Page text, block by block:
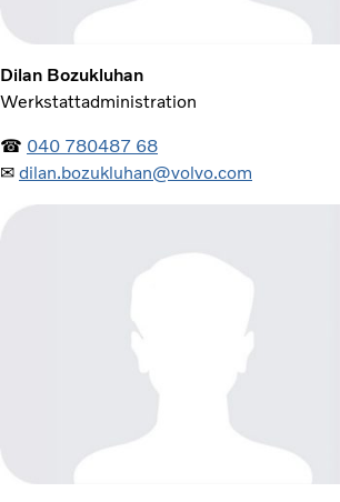
Dilan Bozukluhan
Werkstattadministration
☎ 040 780487 68
✉ dilan.bozukluhan@volvo.com